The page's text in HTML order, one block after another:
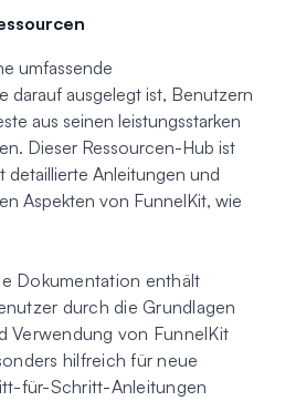
umfassende
darauf ausgelegt ist, Benutzern
aus seinen leistungsstarken
Dieser Ressourcen-Hub ist
detaillierte Anleitungen und
Aspekten von FunnelKit, wie
Dokumentation enthält
durch die Grundlagen
Verwendung von FunnelKit
hilfreich für neue
für-Schritt-Anleitungen